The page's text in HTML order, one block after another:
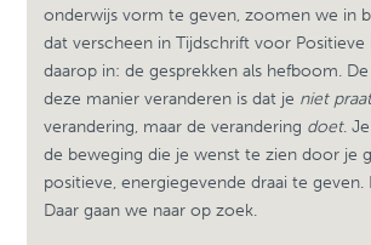
onderwijs vorm te geven, zoomen we in
dat verscheen in Tijdschrift voor Positieve
daarop in: de gesprekken als hefboom.
deze manier veranderen is dat je niet
verandering, maar de verandering doet.
de beweging die je wenst te zien door je
positieve, energiegevende draai te
Daar gaan we naar op zoek.